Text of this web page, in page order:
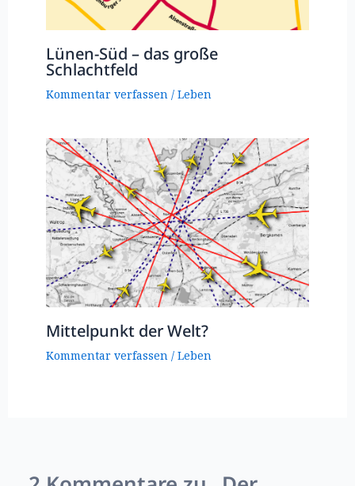
Lünen-Süd – das große
Schlachtfeld
Kommentar verfassen / Leben
Mittelpunkt der Welt?
Kommentar verfassen / Leben